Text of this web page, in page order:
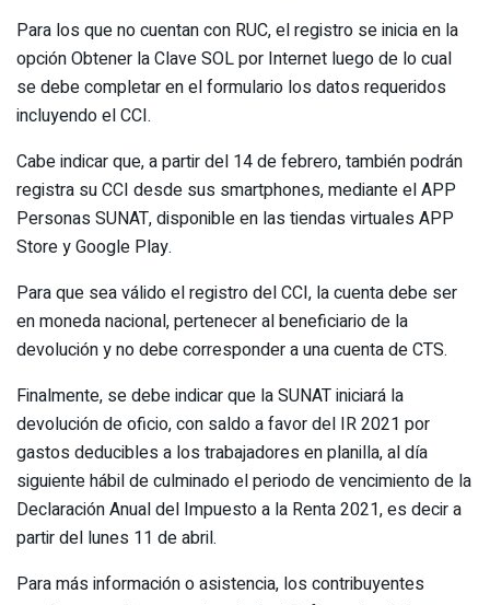
Para los que no cuentan con RUC, el registro se inicia en la
opción Obtener la Clave SOL por Internet luego de lo cual
se debe completar en el formulario los datos requeridos
incluyendo el CCI.
Cabe indicar que, a partir del 14 de febrero, también podrán
registra su CCI desde sus smartphones, mediante el APP
Personas SUNAT, disponible en las tiendas virtuales APP
Store y Google Play.
Para que sea válido el registro del CCI, la cuenta debe ser
en moneda nacional, pertenecer al beneficiario de la
devolución y no debe corresponder a una cuenta de CTS.
Finalmente, se debe indicar que la SUNAT iniciará la
devolución de oficio, con saldo a favor del IR 2021 por
gastos deducibles a los trabajadores en planilla, al día
siguiente hábil de culminado el periodo de vencimiento de la
Declaración Anual del Impuesto a la Renta 2021, es decir a
partir del lunes 11 de abril.
Para más información o asistencia, los contribuyentes